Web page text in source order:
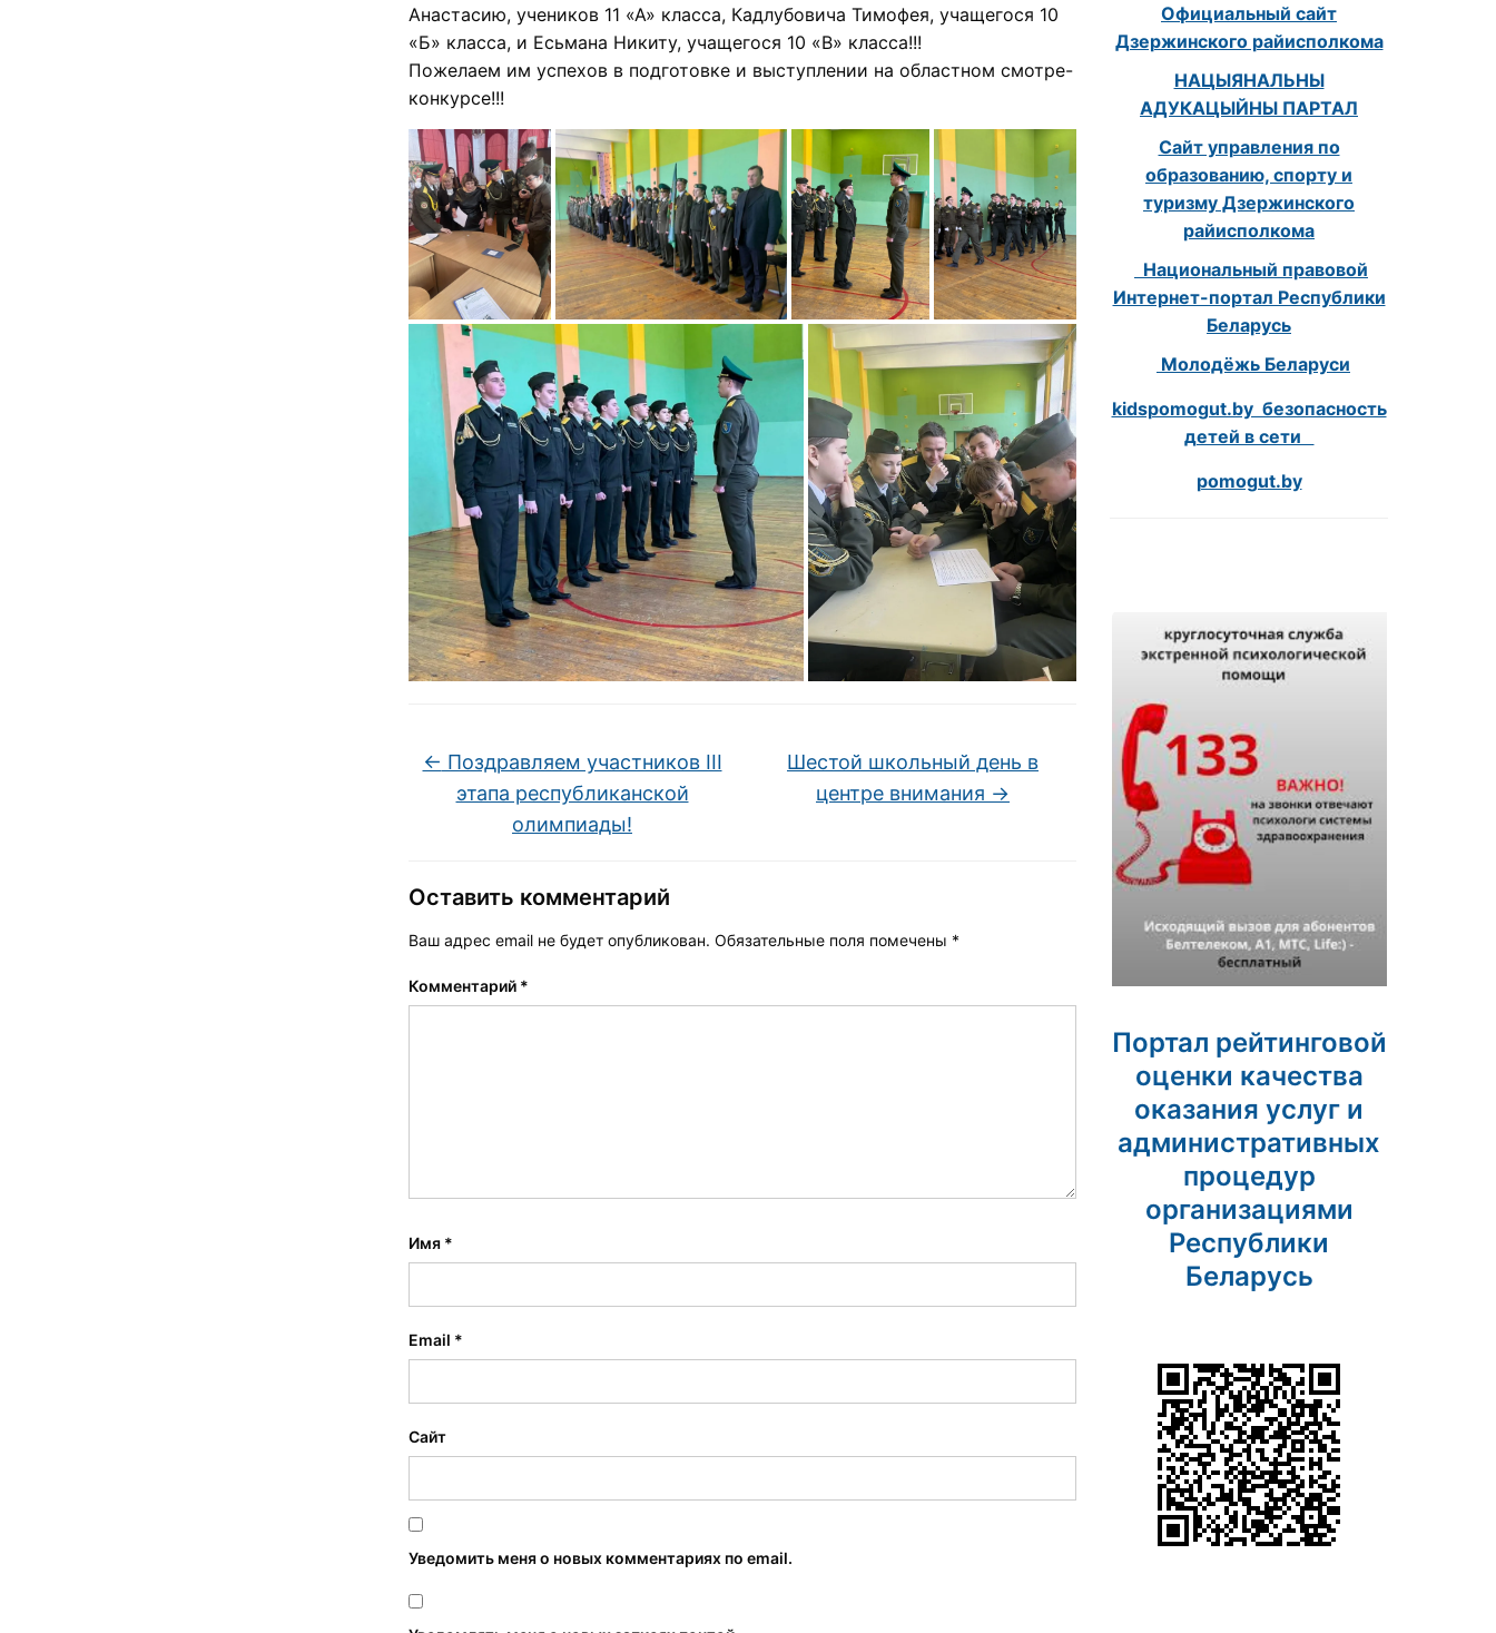
Анастасию, учеников 11 «А» класса, Кадлубовича Тимофея, учащегося 10
«Б» класса, и Есьмана Никиту, учащегося 10 «В» класса!!!
Пожелаем им успехов в подготовке и выступлении на областном смотре-
конкурсе!!!
← Поздравляем участников III
этапа республиканской
олимпиады!
Шестой школьный день в
центре внимания →
Оставить комментарий
Ваш адрес email не будет опубликован. Обязательные поля помечены *
Комментарий *
Имя *
Email *
Сайт
Уведомить меня о новых комментариях по email.
Официальный сайт
Дзержинского райисполкома
НАЦЫЯНАЛЬНЫ
АДУКАЦЫЙНЫ ПАРТАЛ
Сайт управления по
образованию, спорту и
туризму Дзержинского
райисполкома
Национальный правовой
Интернет-портал Республики
Беларусь
Молодёжь Беларуси
kidspomogut.by безопасность
детей в сети
pomogut.by
Портал рейтинговой
оценки качества
оказания услуг и
административных
процедур
организациями
Республики
Беларусь